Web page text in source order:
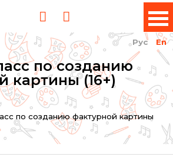
Рус En
по созданию
картины (16+)
по созданию фактурной картины